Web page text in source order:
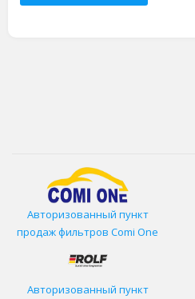
Авторизованный пункт
продаж фильтров Comi One
Авторизованный пункт